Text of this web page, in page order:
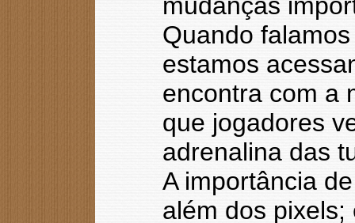
Quando
estamos
encontra com a
que jogadores
adrenalina das
A importância
além dos